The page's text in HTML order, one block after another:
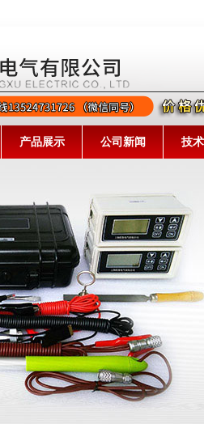
产品展示 公司新闻 技